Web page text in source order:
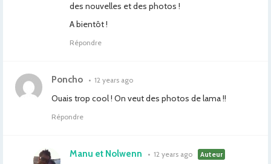
des nouvelles et des photos !
A bientôt !
Répondre
Poncho • 12 years ago
Ouais trop cool ! On veut des photos de lama !!
Répondre
Manu et Nolwenn • 12 years ago Auteur